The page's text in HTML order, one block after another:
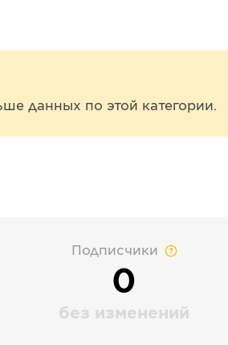
данных по этой категории.
Подписчики
0
без изменений